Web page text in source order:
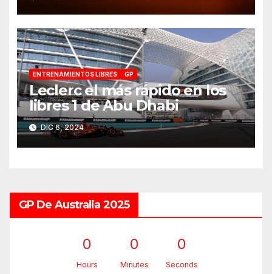
ENTRENAMIENTOS LIBRES GP
Leclerc el más rápido en los
libres 1 de Abu Dhabi
DIC 6, 2024
GP De Australia 2025
0
Hours
0
Minutes
0
Seconds